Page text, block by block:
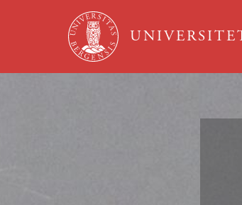
Hopp til hovedinnhold